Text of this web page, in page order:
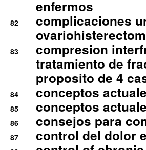
enfermos
82
complicaciones
83
compresion
tratamiento de
proposito de 4
84 conceptos
85 conceptos
86 consejos para
87 control del dolor